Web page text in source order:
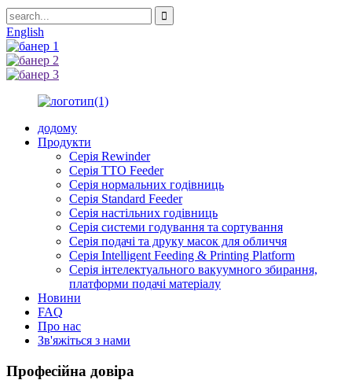
English
додому
Продукти
Серія Rewinder
Серія TTO Feeder
Серія нормальних годівниць
Серія Standard Feeder
Серія настільних годівниць
Серія системи годування та сортування
Серія подачі та друку масок для обличчя
Серія Intelligent Feeding & Printing Platform
Серія інтелектуального вакуумного збирання,
платформи подачі матеріалу
Новини
FAQ
Про нас
Зв'яжіться з нами
Професійна довіра